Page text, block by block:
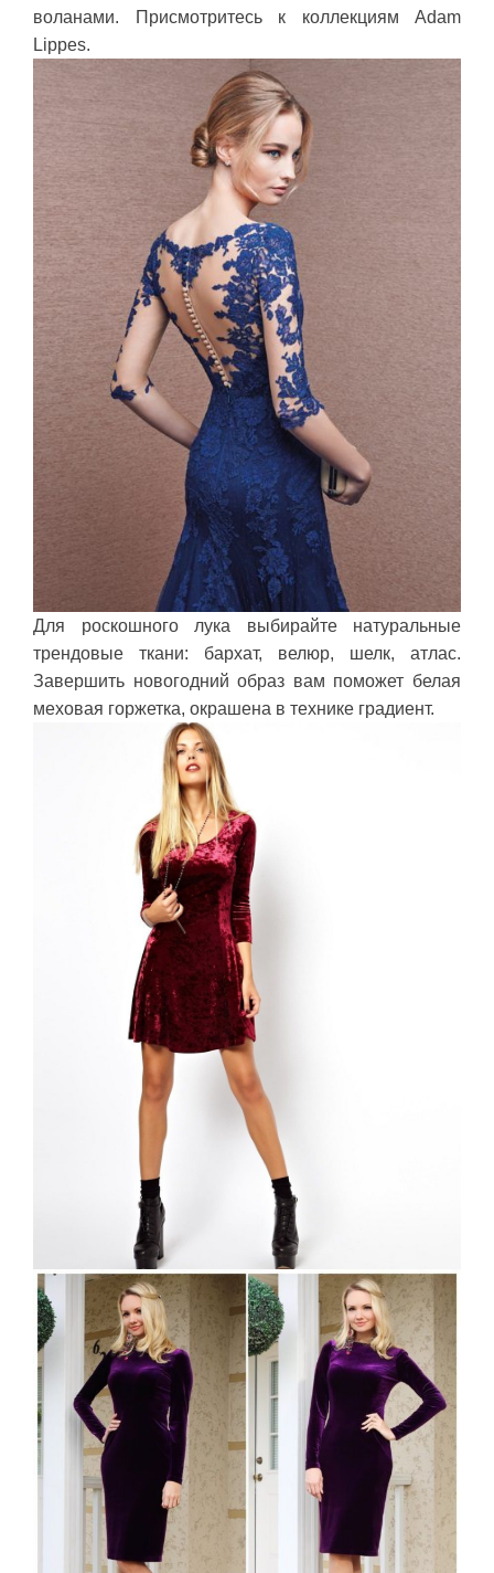
воланами. Присмотритесь к коллекциям Adam
Lippes.
Для роскошного лука выбирайте натуральные
трендовые ткани: бархат, велюр, шелк, атлас.
Завершить новогодний образ вам поможет белая
меховая горжетка, окрашена в технике градиент.